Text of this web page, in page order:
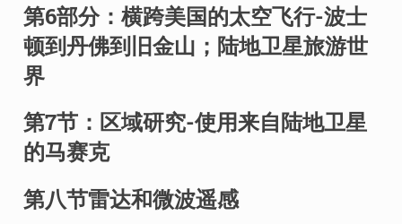
第6部分：横跨美国的太空飞行-波士
顿到丹佛到旧金山；陆地卫星旅游世
界
第7节：区域研究-使用来自陆地卫星
的马赛克
第八节雷达和微波遥感